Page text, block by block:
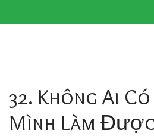
32. Không Ai
Mình Làm